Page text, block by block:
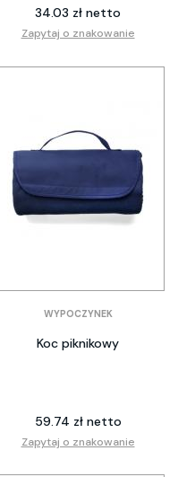
34.03 zł netto
Zapytaj o znakowanie
WYPOCZYNEK
Koc piknikowy
59.74 zł netto
Zapytaj o znakowanie